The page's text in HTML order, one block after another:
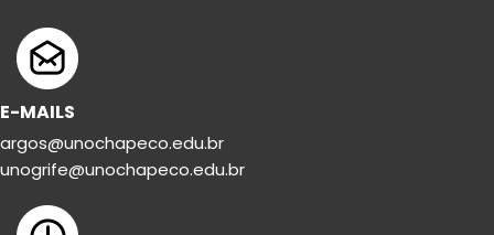
E-MAILS
argos@unochapeco.edu.br
unogrife@unochapeco.edu.br